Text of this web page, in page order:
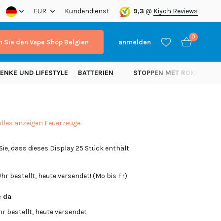
EUR Kundendienst 9,3 @ Kiyoh Reviews
Sie den Vape Shop Belgien anmelden
Benutzerkonto
anlegen
0
UND LIFESTYLE BATTERIEN STOPPEN MET ROKEN
anzeigen Feuerzeuge
dass dieses Display 25 Stück enthält
bestellt, heute versendet! (Mo bis Fr)
da
bestellt, heute versendet